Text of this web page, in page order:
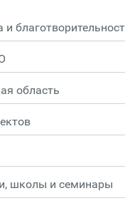
область
школы и семинары